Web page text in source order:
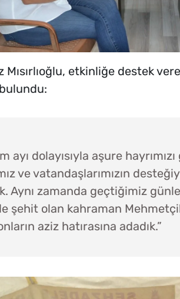
Mısırlıoğlu, etkinliğe destek
ayı dolayısıyla aşure
ve vatandaşlarımızın
Aynı zamanda geçtiğimiz
şehit olan kahraman
aziz hatırasına adadık.”